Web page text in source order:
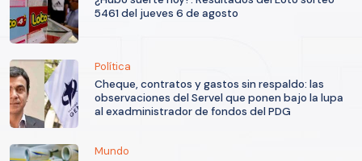
5461 del jueves 6 de agosto
Política
Cheque, contratos y gastos sin respaldo: las
observaciones del Servel que ponen bajo la lupa
al exadministrador de fondos del PDG
Mundo